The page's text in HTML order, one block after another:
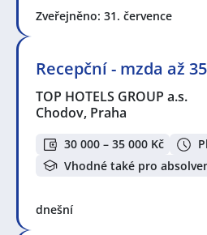
Zveřejněno: 31. července
Recepční - mzda až
TOP HOTELS GROUP a.s.
Chodov, Praha
30 000 – 35 000 Kč
Vhodné také pro
dnešní